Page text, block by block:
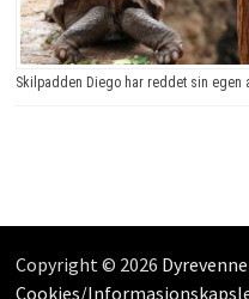
Skilpadden Diego har reddet sin egen
Copyright © 2026
Cookies/